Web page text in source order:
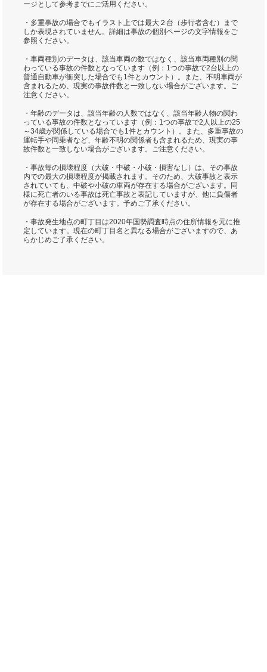
ージとして参考までにご活用ください。
・多重事故の場合でもイラスト上では最大２台（歩行者含む）まで
しか表現されていません。詳細は事故の個別ページの文字情報をご
参照ください。
・車両種別のデータは、該当車両の数ではなく、該当車両種別の関
わっている事故の件数となっています（例：1つの事故で2台以上の
普通自動車が衝突した場合でも1件とカウント）。また、不明車両が
含まれるため、現実の事故件数と一致しない場合がございます。ご
注意ください。
・年齢のデータは、該当年齢の人数ではなく、該当年齢人物の関わ
っている事故の件数となっています（例：1つの事故で2人以上の25
～34歳が関係している場合でも1件とカウント）。また、多重事故の
運転手や同乗者など、年齢不明の関係者も含まれるため、現実の事
故件数と一致しない場合がございます。ご注意ください。
・事故毎の損壊程度（大破・中破・小破・損害なし）は、その事故
内での最大の損壊程度が掲載されます。そのため、大破事故と表示
されていても、中破や小破の車両が存在する場合がございます。同
様に死亡者のいる事故は死亡事故と表記していますが、他に負傷者
が存在する場合がございます。予めご了承ください。
・事故発生地点の町丁目は2020年国勢調査時点の住所情報を元に推
定しています。現在の町丁目名と異なる場合がございますので、あ
らかじめご了承ください。